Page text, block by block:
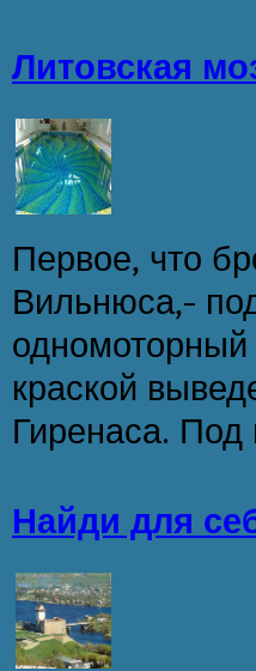
Литовская
Первое, что
Вильнюса,-
одномоторный
краской
Гиренаса.
Найди для